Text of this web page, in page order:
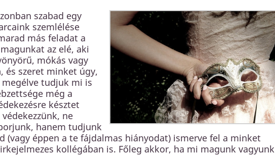
szabad egy
szemlélése
más feladat a
az elé, aki
mókás vagy
és szeret minket úgy,
tudjuk mi is
még a
késztet
ne
hanem tudjunk
(vagy éppen a te fájdalmas hiányodat) ismerve fel a minket
kollégában is. Főleg akkor, ha mi magunk vagyunk